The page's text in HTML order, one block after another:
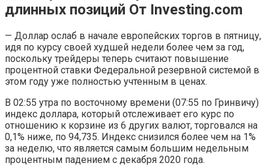
длинных позиций От Investing.com
— Доллар ослаб в начале европейских торгов в пятницу,
идя по курсу своей худшей недели более чем за год,
поскольку трейдеры теперь считают повышение
процентной ставки Федеральной резервной системой в
этом году уже полностью учтенным в ценах.
В 02:55 утра по восточному времени (07:55 по Гринвичу)
индекс доллара, который отслеживает его курс по
отношению к корзине из 6 других валют, торговался на
0,1% ниже, по 94,735. Индекс снизился более чем на 1%
за неделю, что является самым большим недельным
процентным падением с декабря 2020 года.